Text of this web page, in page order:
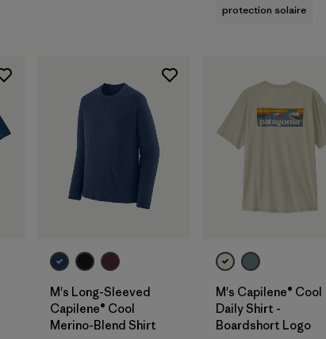
protection solaire
M's Long-Sleeved
Capilene® Cool
Merino-Blend Shirt
M's Capilene® Cool
Daily Shirt -
Boardshort Logo